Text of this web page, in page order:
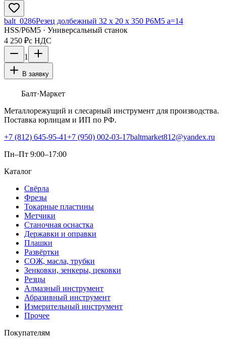
balt_0286Резец долбежный 32 х 20 х 350 Р6М5 а=14
HSS/Р6М5 · Универсальный станок
4 250 ₽с НДС
1
В заявку
Балт·Маркет
Металлорежущий и слесарный инструмент для производства.
Поставка юрлицам и ИП по РФ.
+7 (812) 645-95-41+7 (950) 002-03-17baltmarket812@yandex.ru
Пн–Пт 9:00–17:00
Каталог
Свёрла
Фрезы
Токарные пластины
Метчики
Станочная оснастка
Державки и оправки
Плашки
Развёртки
СОЖ, масла, трубки
Зенковки, зенкеры, цековки
Резцы
Алмазный инструмент
Абразивный инструмент
Измерительный инструмент
Прочее
Покупателям